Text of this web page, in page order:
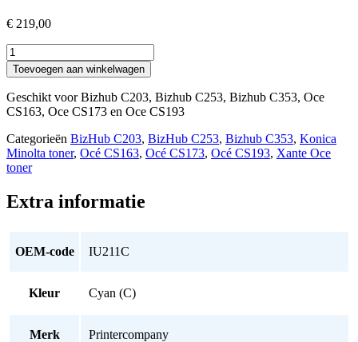
€ 219,00
Konica
Minolta
Océ
IU211C
Refurb
Cyan
(C)
aantal
Toevoegen aan winkelwagen
Geschikt voor Bizhub C203, Bizhub C253, Bizhub C353, Oce
CS163, Oce CS173 en Oce CS193
Categorieën BizHub C203, BizHub C253, Bizhub C353, Konica
Minolta toner, Océ CS163, Océ CS173, Océ CS193, Xante Oce
toner
Extra informatie
OEM-code IU211C
Kleur Cyan (C)
Merk Printercompany